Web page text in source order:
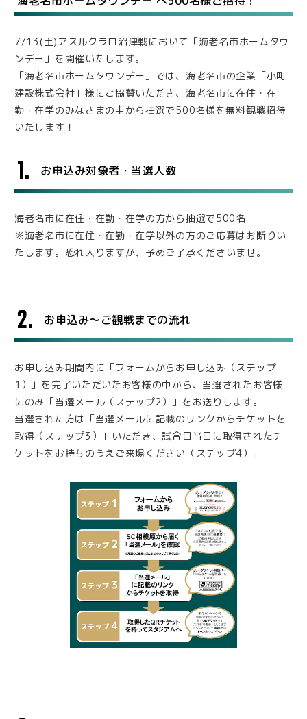
7/13(土)アスルクラロ沼津戦において「海老名市ホームタウ
ンデー」を開催いたします。
「海老名市ホームタウンデー」では、海老名市の企業「小町
建設株式会社」様にご協賛いただき、海老名市に在住・在
勤・在学のみなさまの中から抽選で500名様を無料観戦招待
いたします！
1. お申込み対象者・当選人数
海老名市に在住・在勤・在学の方から抽選で500名
※海老名市に在住・在勤・在学以外の方のご応募はお断りい
たします。恐れ入りますが、予めご了承くださいませ。
2. お申込み～ご観戦までの流れ
お申し込み期間内に「フォームからお申し込み（ステップ
1）」を完了いただいたお客様の中から、当選されたお客様
にのみ「当選メール（ステップ2）」をお送りします。
当選された方は「当選メールに記載のリンクからチケットを
取得（ステップ3）」いただき、試合日当日に取得されたチ
ケットをお持ちのうえご来場ください（ステップ4）。